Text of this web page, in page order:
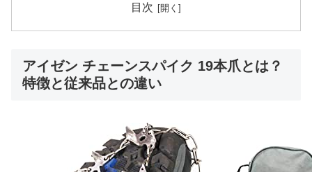
目次
アイゼン チェーンスパイク 19本爪とは？
特徴と従来品との違い